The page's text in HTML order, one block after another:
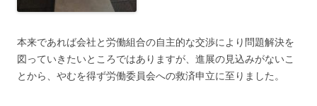
本来であれば会社と労働組合の自主的な交渉により問題解決を
図っていきたいところではありますが、進展の見込みがないこ
とから、やむを得ず労働委員会への救済申立に至りました。